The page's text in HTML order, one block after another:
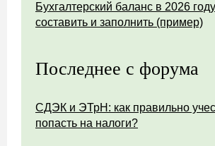
Бухгалтерский баланс в 2026
составить и заполнить (пример)
Последнее с форума
СДЭК и ЭТрН: как правильно
попасть на налоги?